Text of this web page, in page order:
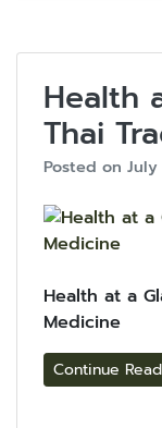
Health
Thai
Posted on July
Health at a
Medicine
Continue